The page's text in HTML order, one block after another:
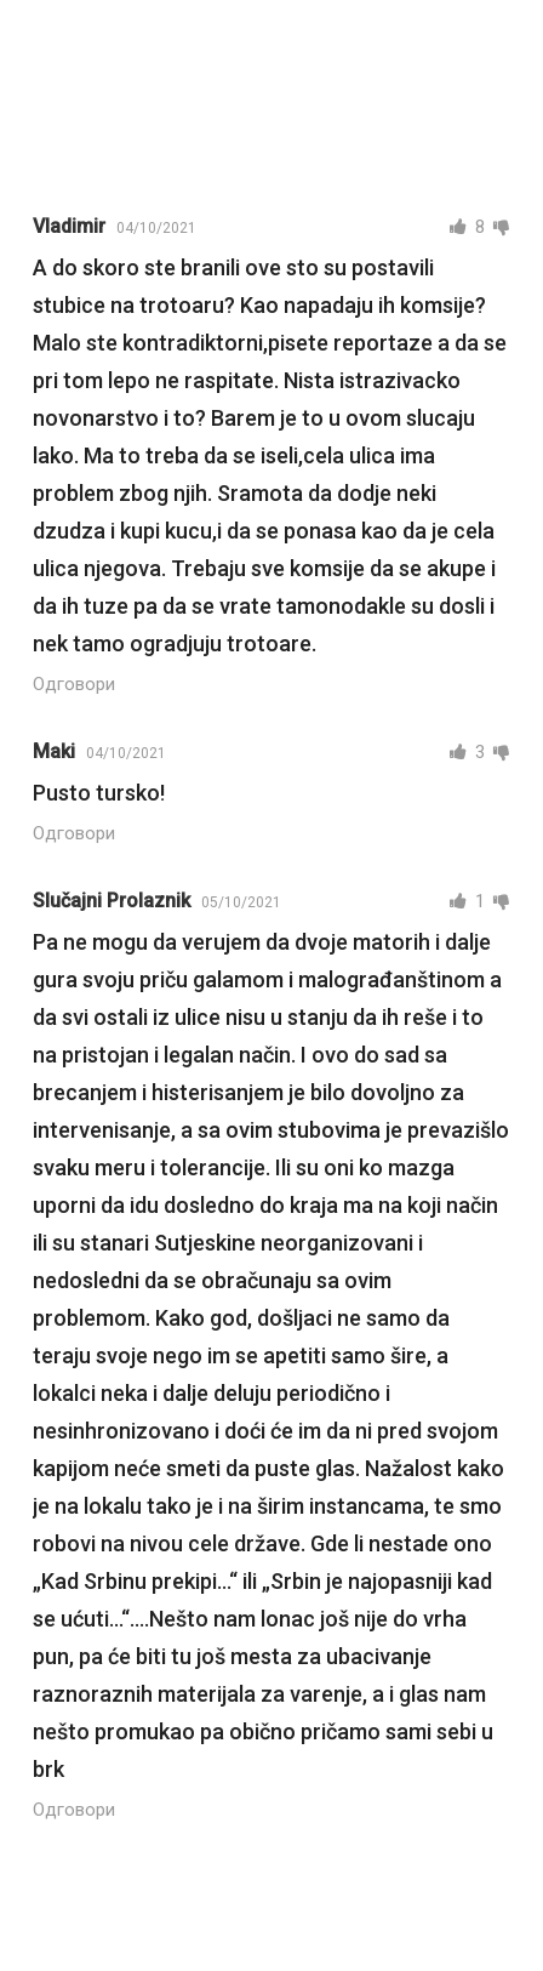
Vladimir 04/10/2021 8
A do skoro ste branili ove sto su postavili
stubice na trotoaru? Kao napadaju ih komsije?
Malo ste kontradiktorni,pisete reportaze a da se
pri tom lepo ne raspitate. Nista istrazivacko
novonarstvo i to? Barem je to u ovom slucaju
lako. Ma to treba da se iseli,cela ulica ima
problem zbog njih. Sramota da dodje neki
dzudza i kupi kucu,i da se ponasa kao da je cela
ulica njegova. Trebaju sve komsije da se akupe i
da ih tuze pa da se vrate tamonodakle su dosli i
nek tamo ogradjuju trotoare.
Одговори
Maki 04/10/2021 3
Pusto tursko!
Одговори
Slučajni Prolaznik 05/10/2021 1
Pa ne mogu da verujem da dvoje matorih i dalje
gura svoju priču galamom i malograđanštinom a
da svi ostali iz ulice nisu u stanju da ih reše i to
na pristojan i legalan način. I ovo do sad sa
brecanjem i histerisanjem je bilo dovoljno za
intervenisanje, a sa ovim stubovima je prevazišlo
svaku meru i tolerancije. Ili su oni ko mazga
uporni da idu dosledno do kraja ma na koji način
ili su stanari Sutjeskine neorganizovani i
nedosledni da se obračunaju sa ovim
problemom. Kako god, došljaci ne samo da
teraju svoje nego im se apetiti samo šire, a
lokalci neka i dalje deluju periodično i
nesinhronizovano i doći će im da ni pred svojom
kapijom neće smeti da puste glas. Nažalost kako
je na lokalu tako je i na širim instancama, te smo
robovi na nivou cele države. Gde li nestade ono
„Kad Srbinu prekipi…“ ili „Srbin je najopasniji kad
se ućuti…“….Nešto nam lonac još nije do vrha
pun, pa će biti tu još mesta za ubacivanje
raznoraznih materijala za varenje, a i glas nam
nešto promukao pa obično pričamo sami sebi u
brk
Одговори